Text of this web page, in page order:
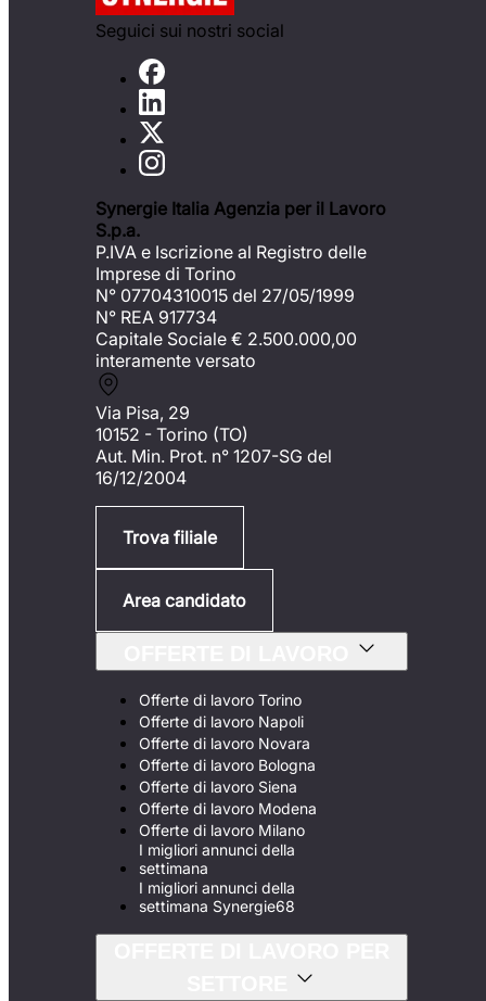
Seguici sui nostri social
Synergie Italia Agenzia per il Lavoro
S.p.a.
P.IVA e Iscrizione al Registro delle
Imprese di Torino
N° 07704310015 del 27/05/1999
N° REA 917734
Capitale Sociale € 2.500.000,00
interamente versato
Via Pisa, 29
10152 - Torino (TO)
Aut. Min. Prot. n° 1207-SG del
16/12/2004
Trova filiale
Area candidato
Offerte di lavoro Torino
Offerte di lavoro Napoli
Offerte di lavoro Novara
Offerte di lavoro Bologna
Offerte di lavoro Siena
Offerte di lavoro Modena
Offerte di lavoro Milano
I migliori annunci della
settimana
I migliori annunci della
settimana Synergie68